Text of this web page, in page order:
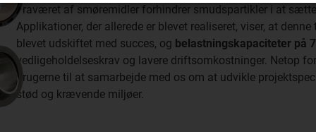
Fraværet af smøremidler forhindrer smudspartikler i at
Applikationer, der allerede er blevet realiseret, viser, at
blevet udskiftet med succes, og belastningskapaciteter på
vedligeholdelseskrav og lavere driftsomkostninger. Netop
brugerne til at samarbejde med os om at udvikle
stød og krævende miljøer.